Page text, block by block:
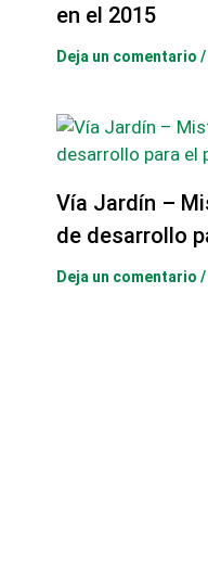
en el 2015
Deja un comentario /
Vía Jardín –
de desarrollo
Deja un comentario /